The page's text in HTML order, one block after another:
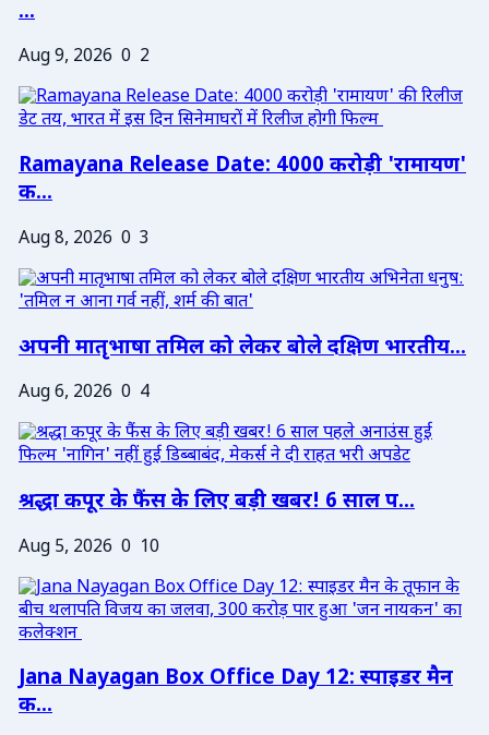
...
Aug 9, 2026 0 2
Ramayana Release Date: 4000 करोड़ी 'रामायण'
क...
Aug 8, 2026 0 3
अपनी मातृभाषा तमिल को लेकर बोले दक्षिण भारतीय...
Aug 6, 2026 0 4
श्रद्धा कपूर के फैंस के लिए बड़ी खबर! 6 साल प...
Aug 5, 2026 0 10
Jana Nayagan Box Office Day 12: स्पाइडर मैन
क...